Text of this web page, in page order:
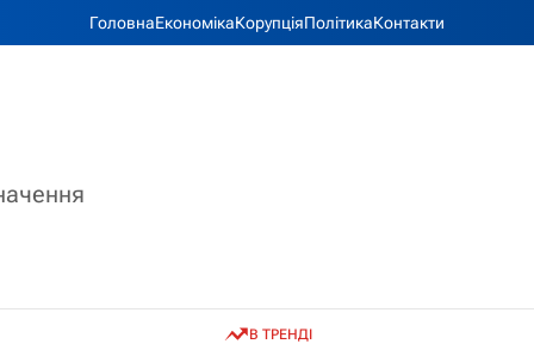
ГоловнаЕкономікаКорупціяПолітикаКонтакти
В ТРЕНДІ